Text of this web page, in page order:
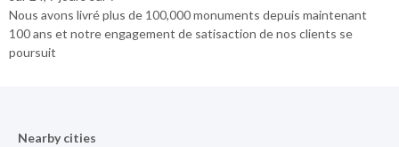
Nous avons livré plus de 100,000 monuments depuis maintenant
100 ans et notre engagement de satisaction de nos clients se
poursuit
Nearby cities